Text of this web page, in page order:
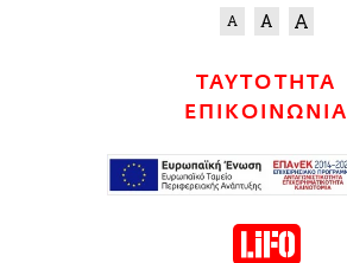
ΤΑΥΤΟΤΗΤΑ
ΕΠΙΚΟΙΝΩΝΙΑ